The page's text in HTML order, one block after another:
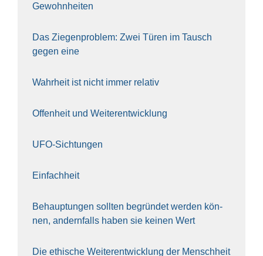
Gewohn­hei­ten
Das Zie­gen­pro­blem: Zwei Türen im Tausch
gegen eine
Wahr­heit ist nicht immer rela­tiv
Offen­heit und Wei­ter­ent­wick­lung
UFO-Sich­tun­gen
Ein­fach­heit
Behaup­tun­gen soll­ten begrün­det wer­den kön­
nen, andern­falls haben sie kei­nen Wert
Die ethi­sche Wei­ter­ent­wick­lung der Mensch­heit